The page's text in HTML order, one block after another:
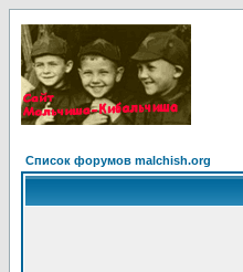
Список форумов malchish.org